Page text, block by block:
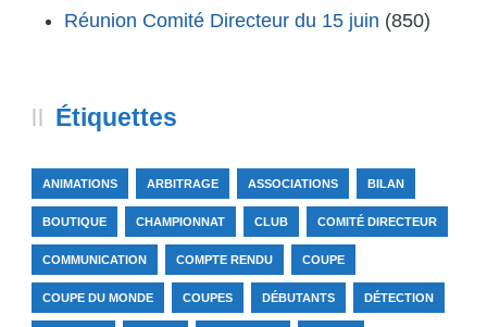
Réunion Comité Directeur du 15 juin (850)
Étiquettes
ANIMATIONS ARBITRAGE ASSOCIATIONS BILAN
BOUTIQUE CHAMPIONNAT CLUB COMITÉ DIRECTEUR
COMMUNICATION COMPTE RENDU COUPE
COUPE DU MONDE COUPES DÉBUTANTS DÉTECTION